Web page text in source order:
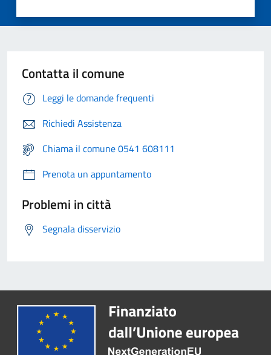
Contatta il comune
Leggi le domande frequenti
Richiedi Assistenza
Chiama il comune 0541 608111
Prenota un appuntamento
Problemi in città
Segnala disservizio